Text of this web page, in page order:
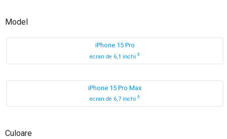
Model
iPhone 15 Pro
ecran de 6,1 inchi ◊
iPhone 15 Pro Max
ecran de 6,7 inchi ◊
Culoare